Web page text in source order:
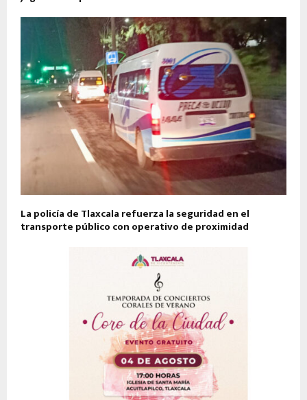
La policía de Tlaxcala refuerza la seguridad en el
transporte público con operativo de proximidad